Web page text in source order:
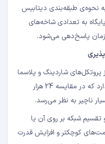
نحوه‌ی طبقه‌بندی دیتابیس
به تعدادی شاخه‌های
زمان پاسخ‌دهی می‌شود.
پروتکل‌های شاردینگ و پلاسما
توانایی انجام 10 تراکنش در ثانیه را دارد که در مقایسه 24 هزار
ناچیر به نظر می‌رسد.
شبکه بر روی آن یا
تقسیم یک شبکه و نودهای آن به قسمت‎‌های کوچکتر و افزایش قدرت